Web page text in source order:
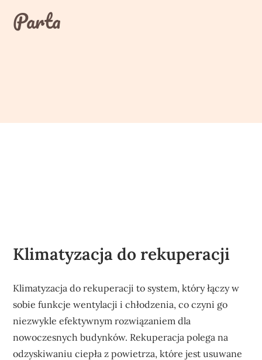
contentParta
Klimatyzacja do rekuperacji
Klimatyzacja do rekuperacji to system, który łączy w
sobie funkcje wentylacji i chłodzenia, co czyni go
niezwykle efektywnym rozwiązaniem dla
nowoczesnych budynków. Rekuperacja polega na
odzyskiwaniu ciepła z powietrza, które jest usuwane